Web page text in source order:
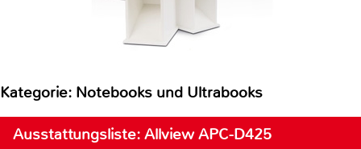
Kategorie: Notebooks und Ultrabooks
Ausstattungsliste: Allview APC-D425